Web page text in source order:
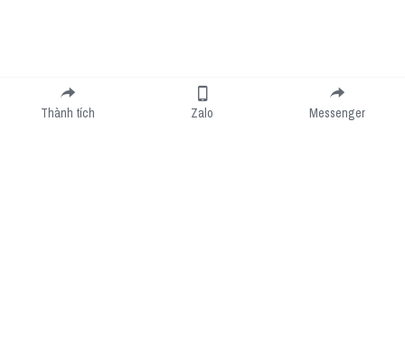
Submit
Thành tích Zalo Messenger